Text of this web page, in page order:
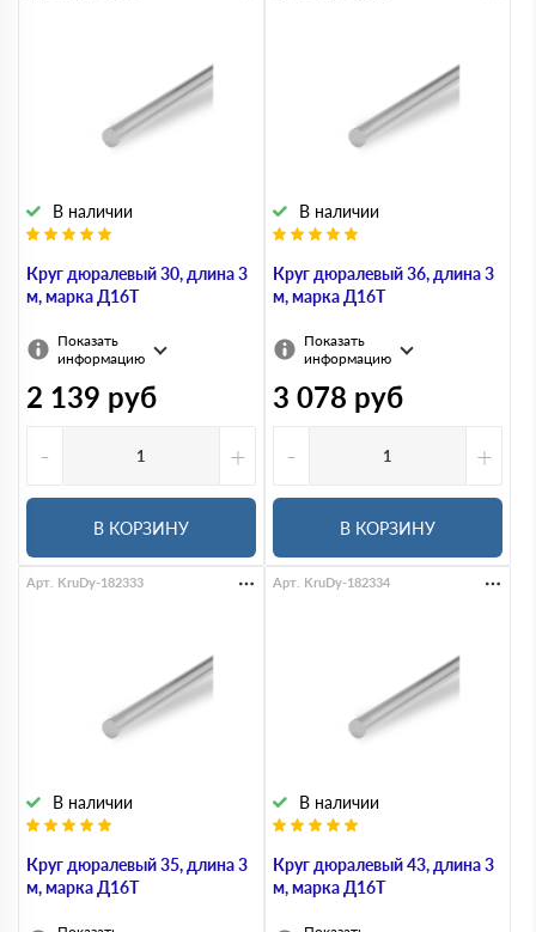
Круг дюралевый 30, длина 3
м, марка Д16Т
В наличии
Показать
информацию
2 139 руб
-
+
В КОРЗИНУ
Круг дюралевый 36, длина 3
м, марка Д16Т
В наличии
Показать
информацию
3 078 руб
-
+
В КОРЗИНУ
Круг дюралевый 35, длина 3
м, марка Д16Т
В наличии
Арт. KruDy-182333
Круг дюралевый 43, длина 3
м, марка Д16Т
В наличии
Арт. KruDy-182334